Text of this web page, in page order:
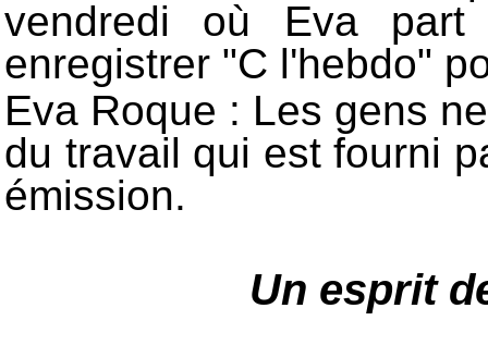
vendredi où Eva
enregistrer "C l'hebdo"
Eva Roque : Les gens
du travail qui est fourni
émission.
Un esprit